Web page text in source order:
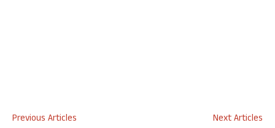
Previous Articles
Next Articles